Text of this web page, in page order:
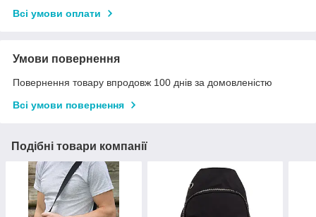
Всі умови оплати
Умови повернення
Повернення товару впродовж 100 днів за домовленістю
Всі умови повернення
Подібні товари компанії